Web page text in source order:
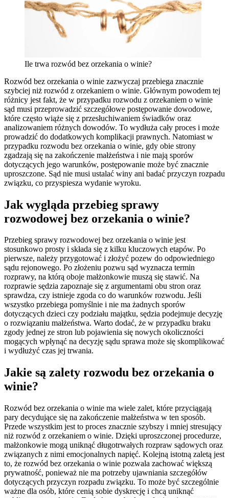
Ile trwa rozwód bez orzekania o winie?
Rozwód bez orzekania o winie zazwyczaj przebiega znacznie
szybciej niż rozwód z orzekaniem o winie. Głównym powodem tej
różnicy jest fakt, że w przypadku rozwodu z orzekaniem o winie
sąd musi przeprowadzić szczegółowe postępowanie dowodowe,
które często wiąże się z przesłuchiwaniem świadków oraz
analizowaniem różnych dowodów. To wydłuża cały proces i może
prowadzić do dodatkowych komplikacji prawnych. Natomiast w
przypadku rozwodu bez orzekania o winie, gdy obie strony
zgadzają się na zakończenie małżeństwa i nie mają sporów
dotyczących jego warunków, postępowanie może być znacznie
uproszczone. Sąd nie musi ustalać winy ani badać przyczyn rozpadu
związku, co przyspiesza wydanie wyroku.
Jak wygląda przebieg sprawy
rozwodowej bez orzekania o winie?
Przebieg sprawy rozwodowej bez orzekania o winie jest
stosunkowo prosty i składa się z kilku kluczowych etapów. Po
pierwsze, należy przygotować i złożyć pozew do odpowiedniego
sądu rejonowego. Po złożeniu pozwu sąd wyznacza termin
rozprawy, na którą oboje małżonkowie muszą się stawić. Na
rozprawie sędzia zapoznaje się z argumentami obu stron oraz
sprawdza, czy istnieje zgoda co do warunków rozwodu. Jeśli
wszystko przebiega pomyślnie i nie ma żadnych sporów
dotyczących dzieci czy podziału majątku, sędzia podejmuje decyzję
o rozwiązaniu małżeństwa. Warto dodać, że w przypadku braku
zgody jednej ze stron lub pojawienia się nowych okoliczności
mogących wpłynąć na decyzję sądu sprawa może się skomplikować
i wydłużyć czas jej trwania.
Jakie są zalety rozwodu bez orzekania o
winie?
Rozwód bez orzekania o winie ma wiele zalet, które przyciągają
pary decydujące się na zakończenie małżeństwa w ten sposób.
Przede wszystkim jest to proces znacznie szybszy i mniej stresujący
niż rozwód z orzekaniem o winie. Dzięki uproszczonej procedurze,
małżonkowie mogą uniknąć długotrwałych rozpraw sądowych oraz
związanych z nimi emocjonalnych napięć. Kolejną istotną zaletą jest
to, że rozwód bez orzekania o winie pozwala zachować większą
prywatność, ponieważ nie ma potrzeby ujawniania szczegółów
dotyczących przyczyn rozpadu związku. To może być szczególnie
ważne dla osób, które cenią sobie dyskrecję i chcą uniknąć